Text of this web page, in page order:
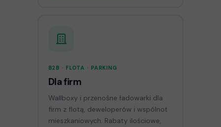
B2B · FLOTA · PARKING
Dla firm
Wallboxy i przenośne ładowarki dla
firm z flotą, deweloperów i wspólnot
mieszkaniowych. Rabaty ilościowe,